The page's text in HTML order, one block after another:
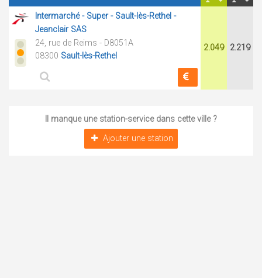
Intermarché - Super - Sault-lès-Rethel -
Jeanclair SAS
24, rue de Reims - D8051A
08300 Sault-lès-Rethel
2.049 2.219
Il manque une station-service dans cette ville ?
Ajouter une station